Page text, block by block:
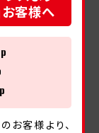
お客様へ
お客様より、